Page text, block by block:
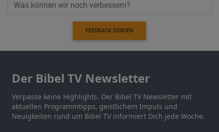
FEEDBACK SENDEN
Der Bibel TV Newsletter
Verpasse keine Highlights. Der Bibel TV Newsletter mit
aktuellen Programmtipps, geistlichem Impuls und
Neuigkeiten rund um Bibel TV informiert Dich jede Woche.